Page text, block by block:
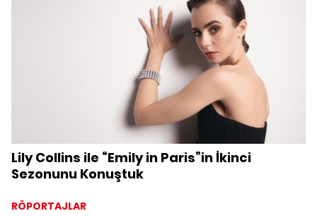
aracılığıyla sanatseverlerle buluşturdu.
Lily Collins ile “Emily in Paris”in İkinci
Sezonunu Konuştuk
RÖPORTAJLAR